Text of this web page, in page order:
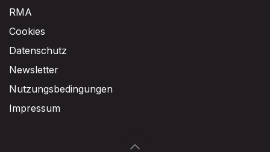
RMA
Cookies
Datenschutz
Newsletter
Nutzungsbedingungen
Impressum